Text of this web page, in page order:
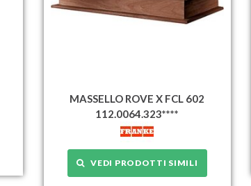
MASSELLO ROVE X FCL 602
112.0064.323****
VEDI PRODOTTI SIMILI